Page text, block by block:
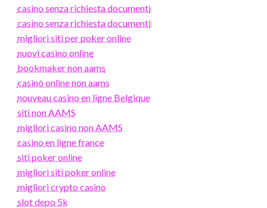
casino senza richiesta documenti
casino senza richiesta documenti
migliori siti per poker online
nuovi casino online
bookmaker non aams
casinò online non aams
nouveau casino en ligne Belgique
siti non AAMS
migliori casino non AAMS
casino en ligne france
siti poker online
migliori siti poker online
migliori crypto casino
slot depo 5k